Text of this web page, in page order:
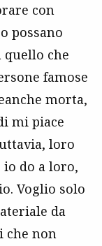
con
possano
quello che
famose
morta,
mi piace
loro
do a loro,
Voglio solo
da
che non